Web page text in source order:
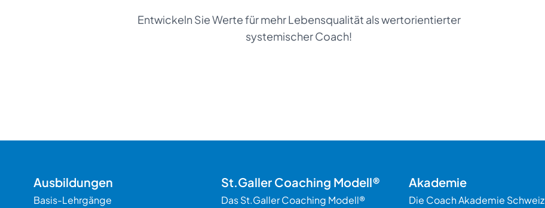
Entwickeln Sie Werte für mehr Lebensqualität als wertorientierter
systemischer Coach!
Ausbildungen
Basis-Lehrgänge
St.Galler Coaching Modell®
Das St.Galler Coaching Modell®
Akademie
Die Coach Akademie Schweiz